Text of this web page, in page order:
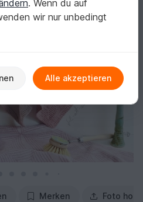
Merken Foto
. Wenn du auf
wir nur unbedingt
Alle akzeptieren